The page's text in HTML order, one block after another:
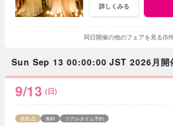
詳しくみる
同日開催の他のフェアを見る(5
Sun Sep 13 00:00:00 JST 2026月開
9/13 (日)
残席 無料 リアルタイム予約